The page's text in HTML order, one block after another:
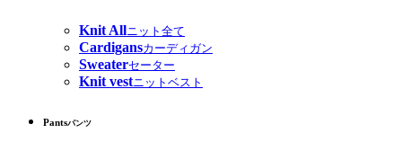
Knit Allニット全て
Cardigansカーディガン
Sweaterセーター
Knit vestニットベスト
Pantsパンツ